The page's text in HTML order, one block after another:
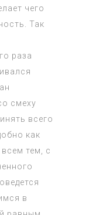
чего
Так
раза
смеху
всего
как
тем, с
в